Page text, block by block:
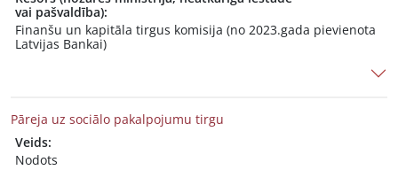
vai pašvaldība):
Finanšu un kapitāla tirgus komisija (no 2023.gada pievienota
Latvijas Bankai)
Pāreja uz sociālo pakalpojumu tirgu
Veids:
Nodots